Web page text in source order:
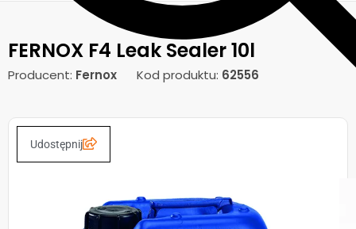
FERNOX F4 Leak Sealer 10l
Producent: Fernox Kod produktu: 62556
Udostępnij